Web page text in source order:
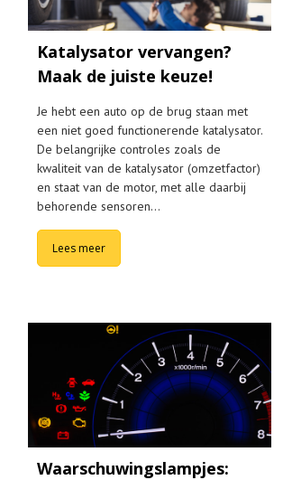
Katalysator vervangen?
Maak de juiste keuze!
Je hebt een auto op de brug staan met
een niet goed functionerende katalysator.
De belangrijke controles zoals de
kwaliteit van de katalysator (omzetfactor)
en staat van de motor, met alle daarbij
behorende sensoren…
Lees meer
Waarschuwingslampjes: